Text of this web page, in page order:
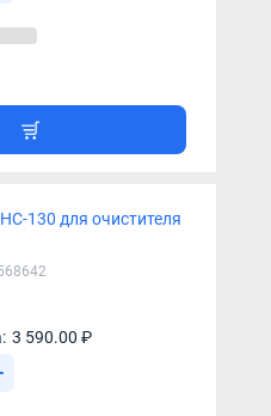
130 для очистителя
3 590.00 ₽